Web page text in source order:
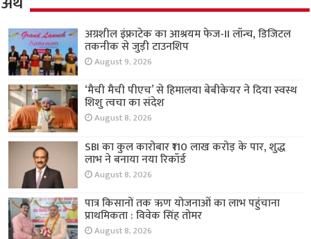
अग्रशील इंफ्राटेक का आश्रयम फेज-II लॉन्च, डिजिटल
तकनीक से जुड़ी टाउनशिप
August 9, 2026
‘मैची मैची पीएच’ से हिमालया बेबीकेयर ने दिया स्वस्थ
शिशु त्वचा का संदेश
August 8, 2026
SBI का कुल कारोबार ₹110 लाख करोड़ के पार, शुद्ध
लाभ ने बनाया नया रिकॉर्ड
August 8, 2026
पात्र किसानों तक ऋण योजनाओं का लाभ पहुंचाना
प्राथमिकता : विवेक सिंह तोमर
August 8, 2026